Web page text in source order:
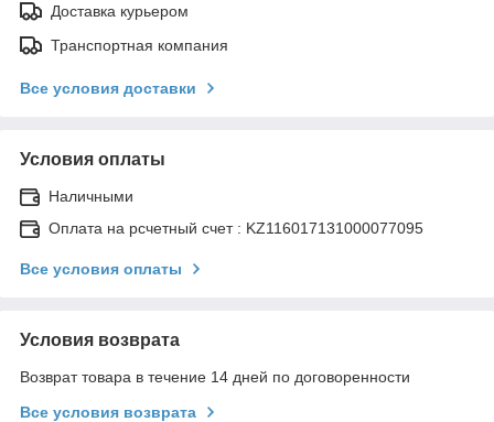
Доставка курьером
Транспортная компания
Все условия доставки
Условия оплаты
Наличными
Оплата на рсчетный счет : KZ116017131000077095
Все условия оплаты
Условия возврата
Возврат товара в течение 14 дней по договоренности
Все условия возврата